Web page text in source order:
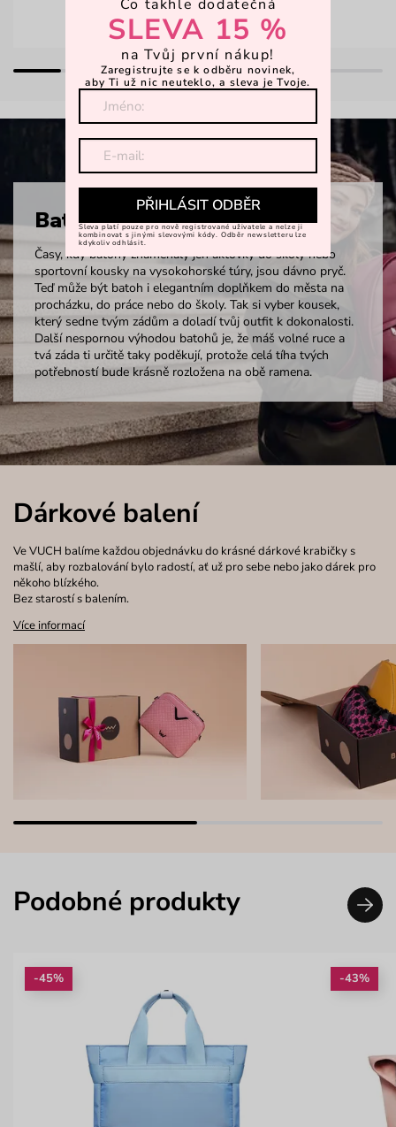
Batohy
Časy, kdy batohy znamenaly jen aktovky do školy nebo
sportovní kousky na vysokohorské túry, jsou dávno pryč.
Teď může být batoh i elegantním doplňkem do města na
procházku, do práce nebo do školy. Tak si vyber kousek,
který sedne tvým zádům a doladí tvůj outfit k dokonalosti.
Další nespornou výhodou batohů je, že máš volné ruce a
tvá záda ti určitě taky poděkují, protože celá tíha tvých
potřebností bude krásně rozložena na obě ramena.
Dárkové balení
Ve VUCH balíme každou objednávku do krásné dárkové krabičky s
mašlí, aby rozbalování bylo radostí, ať už pro sebe nebo jako dárek pro
někoho blízkého.
Bez starostí s balením.
Více informací
Podobné produkty
-45% -43%
Co takhle dodatečná
SLEVA 15 %
na Tvůj první nákup!
Zaregistrujte se k odběru novinek,
aby Ti už nic neuteklo, a sleva je Tvoje.
PŘIHLÁSIT ODBĚR
Sleva platí pouze pro nově registrované uživatele a nelze ji
kombinovat s jinými slevovými kódy. Odběr newsletteru lze
kdykoliv odhlásit.